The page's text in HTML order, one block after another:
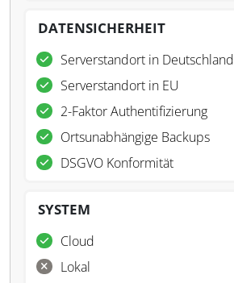
DATENSICHERHEIT
Serverstandort in Deutschland
Serverstandort in EU
2-Faktor Authentifizierung
Ortsunabhängige Backups
DSGVO Konformität
SYSTEM
Cloud
Lokal